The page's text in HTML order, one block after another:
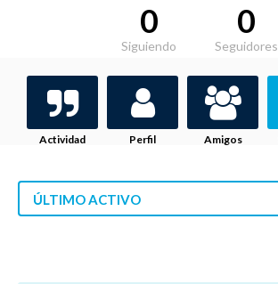
0
Siguiendo
0
Seguidores
Actividad Perfil Amigos
ÚLTIMO ACTIVO